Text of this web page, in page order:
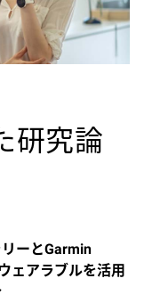
研究論
ーとGarmin
ェアラブルを活用